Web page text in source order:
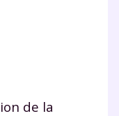
de la